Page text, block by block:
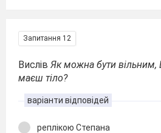
Запитання 12
Вислів Як можна бути вільним,
маєш тіло?
варіанти відповідей
реплікою Степана